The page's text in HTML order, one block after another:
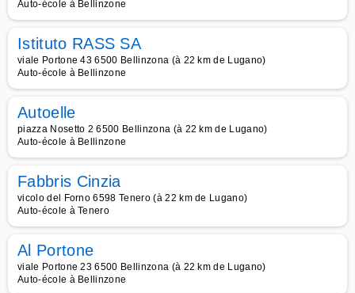
Auto-école à Bellinzone
Istituto RASS SA
viale Portone 43 6500 Bellinzona (à 22 km de Lugano)
Auto-école à Bellinzone
Autoelle
piazza Nosetto 2 6500 Bellinzona (à 22 km de Lugano)
Auto-école à Bellinzone
Fabbris Cinzia
vicolo del Forno 6598 Tenero (à 22 km de Lugano)
Auto-école à Tenero
Al Portone
viale Portone 23 6500 Bellinzona (à 22 km de Lugano)
Auto-école à Bellinzone